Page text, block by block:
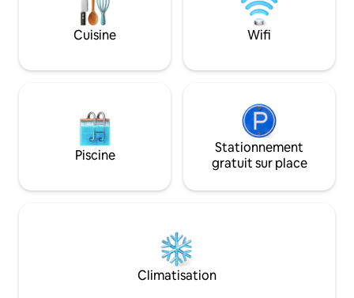
niché dans un quartier calme et relaxant,
parfait pour le repos et l'intimité
Cuisine Wifi
Piscine
Stationnement
gratuit sur place
Climatisation